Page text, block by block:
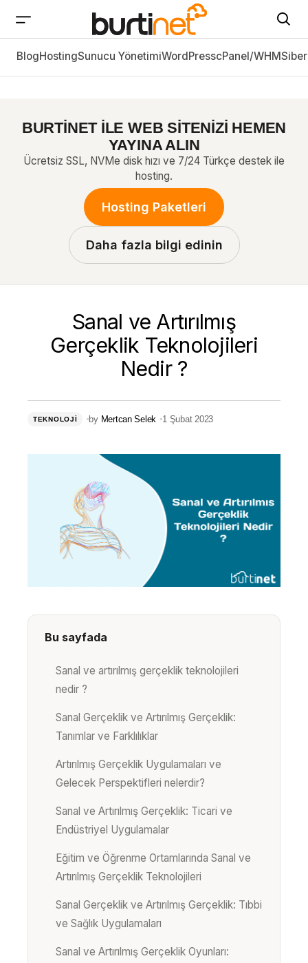
Sanal ve Artırılmış Gerçeklik Teknolojileri Nedir ?
BlogHostingSunucu YönetimiWordPresscPanel/WHM
BURTİNET İLE WEB SİTENİZİ HEMEN
YAYINA ALIN
Ücretsiz SSL, NVMe disk hızı ve 7/24 Türkçe destek ile
hosting.
Hosting Paketleri
Daha fazla bilgi edinin
Sanal ve Artırılmış
Gerçeklik Teknolojileri
Nedir ?
TEKNOLOJI by Mertcan Selek 1 Şubat 2023
Bu sayfada
Sanal ve artırılmış gerçeklik teknolojileri
nedir ?
Sanal Gerçeklik ve Artırılmış Gerçeklik:
Tanımlar ve Farklılıklar
Artırılmış Gerçeklik Uygulamaları ve
Gelecek Perspektifleri nelerdir?
Sanal ve Artırılmış Gerçeklik: Ticari ve
Endüstriyel Uygulamalar
Eğitim ve Öğrenme Ortamlarında Sanal ve
Artırılmış Gerçeklik Teknolojileri
Sanal Gerçeklik ve Artırılmış Gerçeklik: Tıbbi
ve Sağlık Uygulamaları
Sanal ve Artırılmış Gerçeklik Oyunları: